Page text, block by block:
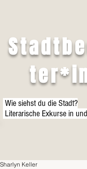
Wie siehst du die Stadt?
Literarische Exkurse in
Sharlyn Keller